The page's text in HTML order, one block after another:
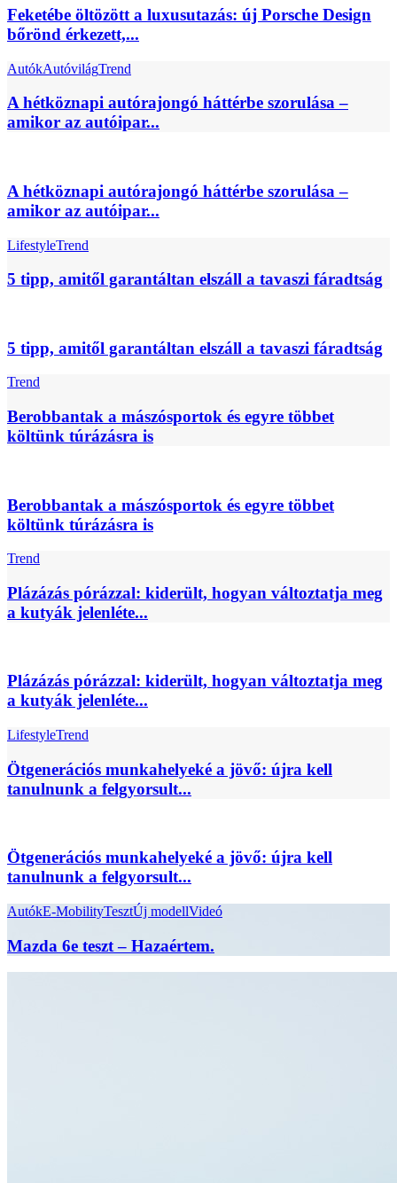
Feketébe öltözött a luxusutazás: új Porsche Design
bőrönd érkezett,...
AutókAutóvilágTrend
A hétköznapi autórajongó háttérbe szorulása –
amikor az autóipar...
A hétköznapi autórajongó háttérbe szorulása –
amikor az autóipar...
LifestyleTrend
5 tipp, amitől garantáltan elszáll a tavaszi fáradtság
5 tipp, amitől garantáltan elszáll a tavaszi fáradtság
Trend
Berobbantak a mászósportok és egyre többet
költünk túrázásra is
Berobbantak a mászósportok és egyre többet
költünk túrázásra is
Trend
Plázázás pórázzal: kiderült, hogyan változtatja meg
a kutyák jelenléte...
Plázázás pórázzal: kiderült, hogyan változtatja meg
a kutyák jelenléte...
LifestyleTrend
Ötgenerációs munkahelyeké a jövő: újra kell
tanulnunk a felgyorsult...
Ötgenerációs munkahelyeké a jövő: újra kell
tanulnunk a felgyorsult...
AutókE-MobilityTesztÚj modellVideó
Mazda 6e teszt – Hazaértem.